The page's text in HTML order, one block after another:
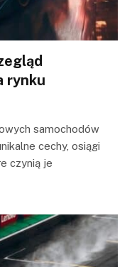
rynku
samochodów
cechy, osiągi
czynią je